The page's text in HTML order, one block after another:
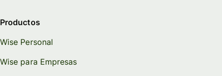
Productos
Wise Personal
Wise para Empresas